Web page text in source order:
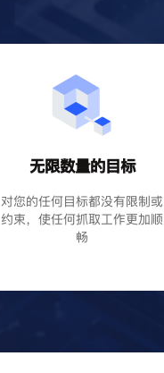
无限数量的目标
对您的任何目标都没有限制或
约束，使任何抓取工作更加顺
畅